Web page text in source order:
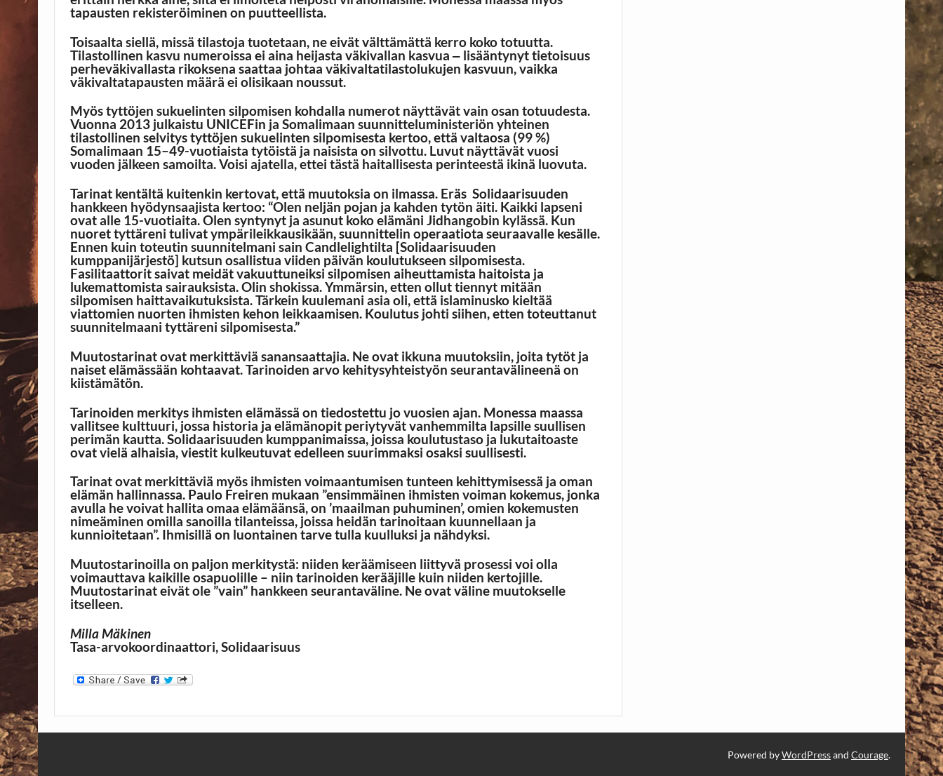
tapausten rekisteröiminen on puutteellista.
Toisaalta siellä, missä tilastoja tuotetaan, ne eivät välttämättä kerro koko totuutta.
Tilastollinen kasvu numeroissa ei aina heijasta väkivallan kasvua ‒ lisääntynyt tietoisuus
perheväkivallasta rikoksena saattaa johtaa väkivaltatilastolukujen kasvuun, vaikka
väkivaltatapausten määrä ei olisikaan noussut.
Myös tyttöjen sukuelinten silpomisen kohdalla numerot näyttävät vain osan totuudesta.
Vuonna 2013 julkaistu UNICEFin ja Somalimaan suunnitteluministeriön yhteinen
tilastollinen selvitys tyttöjen sukuelinten silpomisesta kertoo, että valtaosa (99 %)
Somalimaan 15–49-vuotiaista tytöistä ja naisista on silvottu. Luvut näyttävät vuosi
vuoden jälkeen samoilta. Voisi ajatella, ettei tästä haitallisesta perinteestä ikinä luovuta.
Tarinat kentältä kuitenkin kertovat, että muutoksia on ilmassa. Eräs Solidaarisuuden
hankkeen hyödynsaajista kertoo: “Olen neljän pojan ja kahden tytön äiti. Kaikki lapseni
ovat alle 15-vuotiaita. Olen syntynyt ja asunut koko elämäni Jidhangobin kylässä. Kun
nuoret tyttäreni tulivat ympärileikkausikään, suunnittelin operaatiota seuraavalle kesälle.
Ennen kuin toteutin suunnitelmani sain Candlelightilta [Solidaarisuuden
kumppanijärjestö] kutsun osallistua viiden päivän koulutukseen silpomisesta.
Fasilitaattorit saivat meidät vakuuttuneiksi silpomisen aiheuttamista haitoista ja
lukemattomista sairauksista. Olin shokissa. Ymmärsin, etten ollut tiennyt mitään
silpomisen haittavaikutuksista. Tärkein kuulemani asia oli, että islaminusko kieltää
viattomien nuorten ihmisten kehon leikkaamisen. Koulutus johti siihen, etten toteuttanut
suunnitelmaani tyttäreni silpomisesta.”
Muutostarinat ovat merkittäviä sanansaattajia. Ne ovat ikkuna muutoksiin, joita tytöt ja
naiset elämässään kohtaavat. Tarinoiden arvo kehitysyhteistyön seurantavälineenä on
kiistämätön.
Tarinoiden merkitys ihmisten elämässä on tiedostettu jo vuosien ajan. Monessa maassa
vallitsee kulttuuri, jossa historia ja elämänopit periytyvät vanhemmilta lapsille suullisen
perimän kautta. Solidaarisuuden kumppanimaissa, joissa koulutustaso ja lukutaitoaste
ovat vielä alhaisia, viestit kulkeutuvat edelleen suurimmaksi osaksi suullisesti.
Tarinat ovat merkittäviä myös ihmisten voimaantumisen tunteen kehittymisessä ja oman
elämän hallinnassa. Paulo Freiren mukaan ”ensimmäinen ihmisten voiman kokemus, jonka
avulla he voivat hallita omaa elämäänsä, on ’maailman puhuminen’, omien kokemusten
nimeäminen omilla sanoilla tilanteissa, joissa heidän tarinoitaan kuunnellaan ja
kunnioitetaan”. Ihmisillä on luontainen tarve tulla kuulluksi ja nähdyksi.
Muutostarinoilla on paljon merkitystä: niiden keräämiseen liittyvä prosessi voi olla
voimauttava kaikille osapuolille – niin tarinoiden kerääjille kuin niiden kertojille.
Muutostarinat eivät ole ”vain” hankkeen seurantaväline. Ne ovat väline muutokselle
itselleen.
Milla Mäkinen
Tasa-arvokoordinaattori, Solidaarisuus
Powered byWordPressand Courage.